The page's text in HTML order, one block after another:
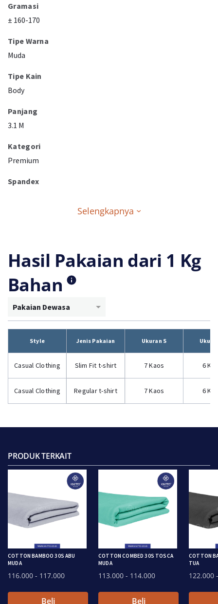
Gramasi
± 160-170
Tipe Warna
Muda
Tipe Kain
Body
Panjang
3.1 M
Kategori
Premium
Spandex
Selengkapnya
Hasil Pakaian dari 1 Kg
Bahan
Pakaian Dewasa
Style Jenis Pakaian Ukuran S
Casual Clothing Slim Fit t-shirt 7 Kaos 6
Casual Clothing Regular t-shirt 7 Kaos 6
PRODUK TERKAIT
COTTON BAMBOO 30S ABU
MUDA
116.000 - 117.000
Beli
COTTON COMBED 30S TOSCA
MUDA
113.000 - 114.000
Beli
COTTON
TUA
122.000